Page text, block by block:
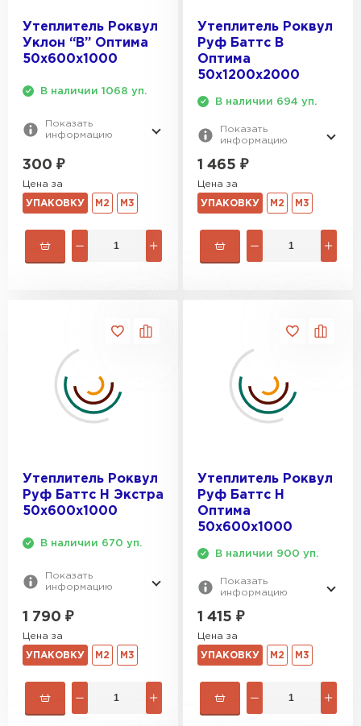
Утеплитель Роквул
Уклон “B” Оптима
50х600х1000
В наличии 1068 уп.
Показать
информацию
300 ₽
Цена за
УПАКОВКУ М2 М3
Утеплитель Роквул
Руф Баттс В
Оптима
50х1200х2000
В наличии 694 уп.
Показать
информацию
1 465 ₽
Цена за
УПАКОВКУ М2 М3
Утеплитель Роквул
Руф Баттс Н Экстра
50х600х1000
В наличии 670 уп.
Показать
информацию
1 790 ₽
Цена за
УПАКОВКУ М2 М3
Утеплитель Роквул
Руф Баттс Н
Оптима
50х600х1000
В наличии 900 уп.
Показать
информацию
1 415 ₽
Цена за
УПАКОВКУ М2 М3